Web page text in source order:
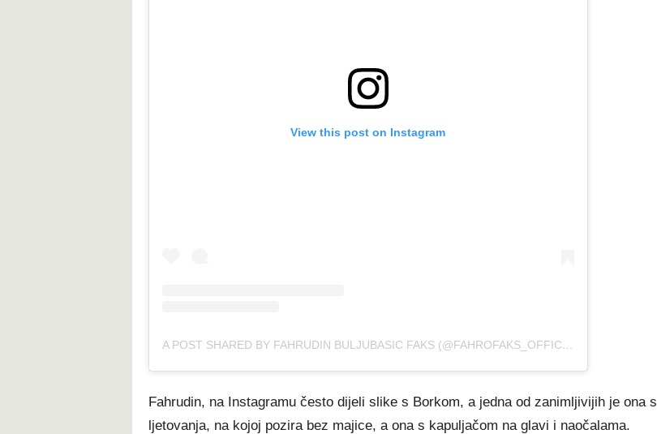
View this post on Instagram
A POST SHARED BY FAHRUDIN BULJUBASIC FAKS (@FAHROFAKS_OFFICIAL)
Fahrudin, na Instagramu često dijeli slike s Borkom, a jedna od zanimljivijih je ona s
ljetovanja, na kojoj pozira bez majice, a ona s kapuljačom na glavi i naočalama.